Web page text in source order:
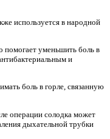
используется в народной
помогает уменьшить боль в
и
боль в горле, связанную
операции солодка может
дыхательной трубки